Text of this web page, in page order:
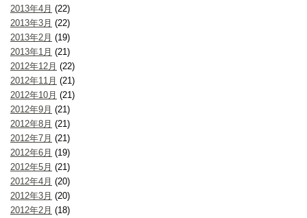
2013年4月 (22)
2013年3月 (22)
2013年2月 (19)
2013年1月 (21)
2012年12月 (22)
2012年11月 (21)
2012年10月 (21)
2012年9月 (21)
2012年8月 (21)
2012年7月 (21)
2012年6月 (19)
2012年5月 (21)
2012年4月 (20)
2012年3月 (20)
2012年2月 (18)